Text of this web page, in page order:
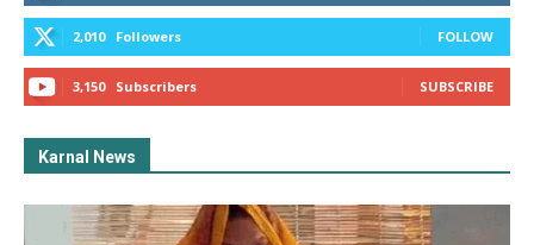
2,010 Followers FOLLOW
3,150 Subscribers SUBSCRIBE
Karnal News